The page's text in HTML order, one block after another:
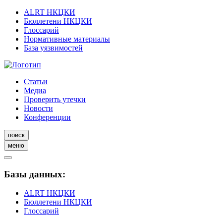
ALRT НКЦКИ
Бюллетени НКЦКИ
Глоссарий
Нормативные материалы
База уязвимостей
Статьи
Медиа
Проверить утечки
Новости
Конференции
поиск
меню
Базы данных:
ALRT НКЦКИ
Бюллетени НКЦКИ
Глоссарий